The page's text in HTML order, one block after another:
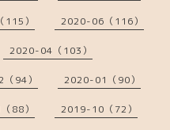
） 2020-06（116）
2020-04（103）
94） 2020-01（90）
88） 2019-10（72）